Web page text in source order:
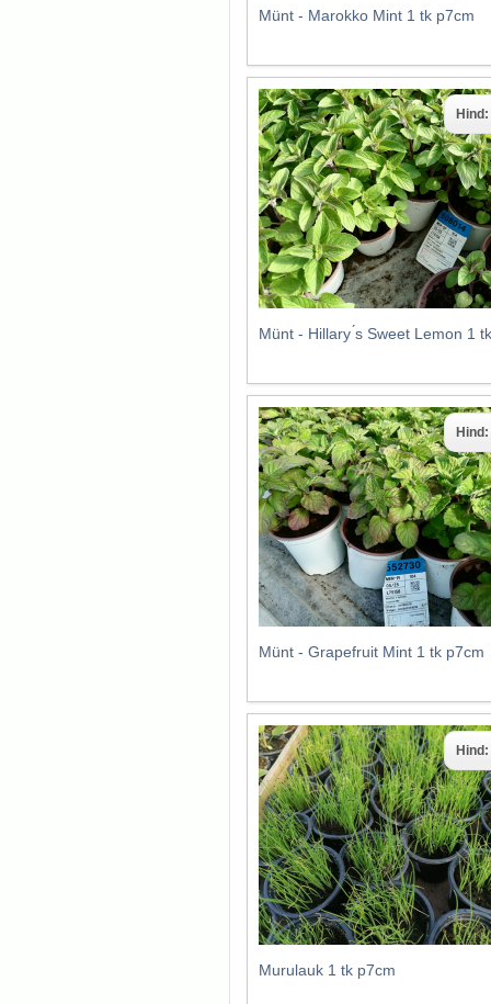
Münt - Marokko Mint 1 tk p7cm
Münt - Hillary ́s Sweet Lemon 1
Hind:
Münt - Grapefruit Mint 1 tk p7cm
Hind:
Murulauk 1 tk p7cm
Hind: